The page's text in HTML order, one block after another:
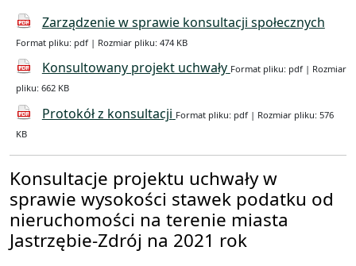
Zarządzenie w sprawie konsultacji społecznych
Format pliku: pdf | Rozmiar pliku: 474 KB
Konsultowany projekt uchwały Format pliku: pdf | Rozmiar
pliku: 662 KB
Protokół z konsultacji Format pliku: pdf | Rozmiar pliku: 576
KB
Konsultacje projektu uchwały w
sprawie wysokości stawek podatku od
nieruchomości na terenie miasta
Jastrzębie-Zdrój na 2021 rok